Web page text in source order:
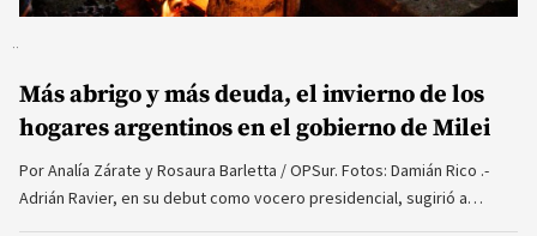
Más abrigo y más deuda, el invierno de los
hogares argentinos en el gobierno de Milei
Por Analía Zárate y Rosaura Barletta / OPSur. Fotos: Damián Rico .-
Adrián Ravier, en su debut como vocero presidencial, sugirió a…